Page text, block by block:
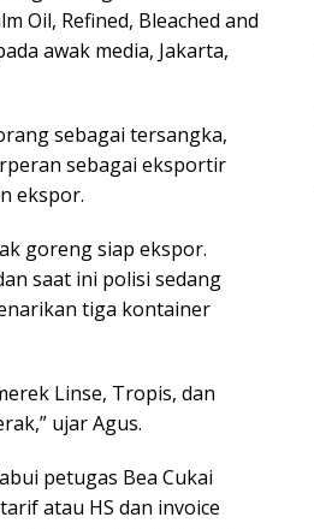
Oil, Refined, Bleached and
awak media, Jakarta,
sebagai tersangka,
sebagai eksportir
ekspor.
goreng siap ekspor.
saat ini polisi sedang
tiga kontainer
Linse, Tropis, dan
ujar Agus.
petugas Bea Cukai
atau HS dan invoice